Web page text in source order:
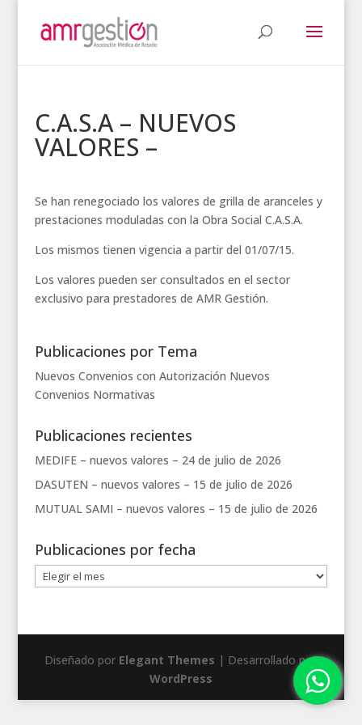
C.A.S.A – NUEVOS
VALORES –
Se han renegociado los valores de grilla de aranceles y
prestaciones moduladas con la Obra Social C.A.S.A.
Los mismos tienen vigencia a partir del 01/07/15.
Los valores pueden ser consultados en el sector
exclusivo para prestadores de AMR Gestión.
Publicaciones por Tema
Nuevos Convenios con Autorización Nuevos
Convenios Normativas
Publicaciones recientes
MEDIFE – nuevos valores – 24 de julio de 2026
DASUTEN – nuevos valores – 15 de julio de 2026
MUTUAL SAMI – nuevos valores – 15 de julio de 2026
Publicaciones por fecha
Publicaciones
por
Diseñado por Elegant Themes | Desarrollado por
WordPress